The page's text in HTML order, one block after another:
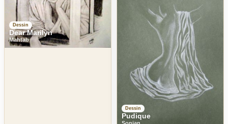
Dessin
Dear Marilyn
Mahtab
Dessin
Pudique